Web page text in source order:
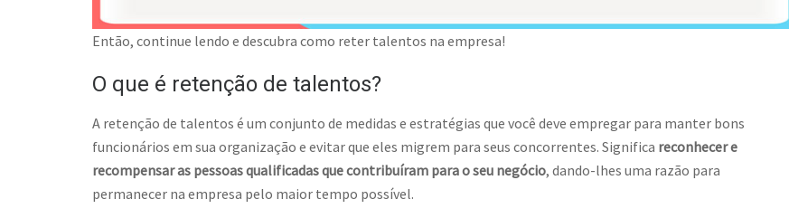
Então, continue lendo e descubra como reter talentos na empresa!
O que é retenção de talentos?
A retenção de talentos é um conjunto de medidas e estratégias que você deve empregar para manter bons
funcionários em sua organização e evitar que eles migrem para seus concorrentes. Significa reconhecer e
recompensar as pessoas qualificadas que contribuíram para o seu negócio, dando-lhes uma razão para
permanecer na empresa pelo maior tempo possível.